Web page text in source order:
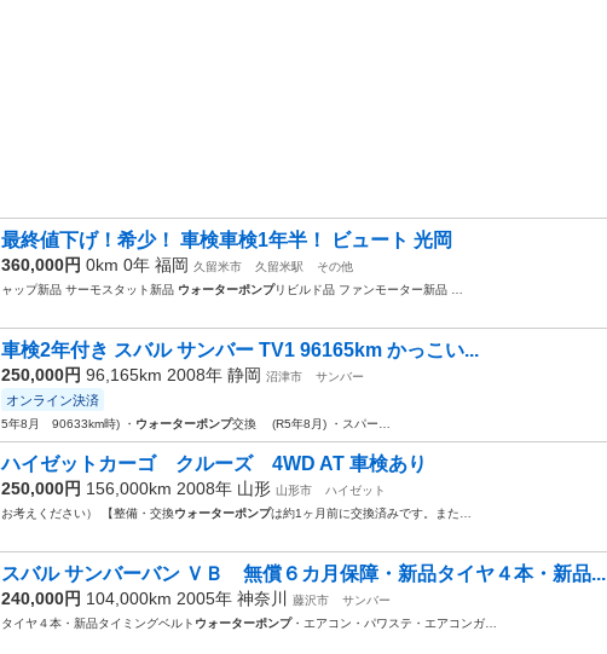
最終値下げ！希少！ 車検車検1年半！ ビュート 光岡
360,000円 0km 0年 福岡 久留米市 久留米駅
その他
ャップ新品 サーモスタット新品 ウォーターポンプリビルド品 ファンモーター新品 …
車検2年付き スバル サンバー TV1 96165km かっこい...
250,000円 96,165km 2008年 静岡 沼津市 サンバー
オンライン決済
5年8月 90633km時) ・ ウォーターポンプ交換 (R5年8月) ・スパー…
ハイゼットカーゴ クルーズ 4WD AT 車検あり
250,000円 156,000km 2008年 山形 山形市
ハイゼット
お考えください） 【整備・交換ウォーターポンプは約1ヶ月前に交換済みです。また…
スバル サンバーバン ＶＢ 無償６カ月保障・新品タイヤ４本・新品...
240,000円 104,000km 2005年 神奈川 藤沢市
サンバー
タイヤ４本・新品タイミングベルト ウォーターポンプ・エアコン・パワステ・エアコンガ…